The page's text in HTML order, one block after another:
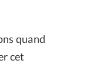
quand
cet